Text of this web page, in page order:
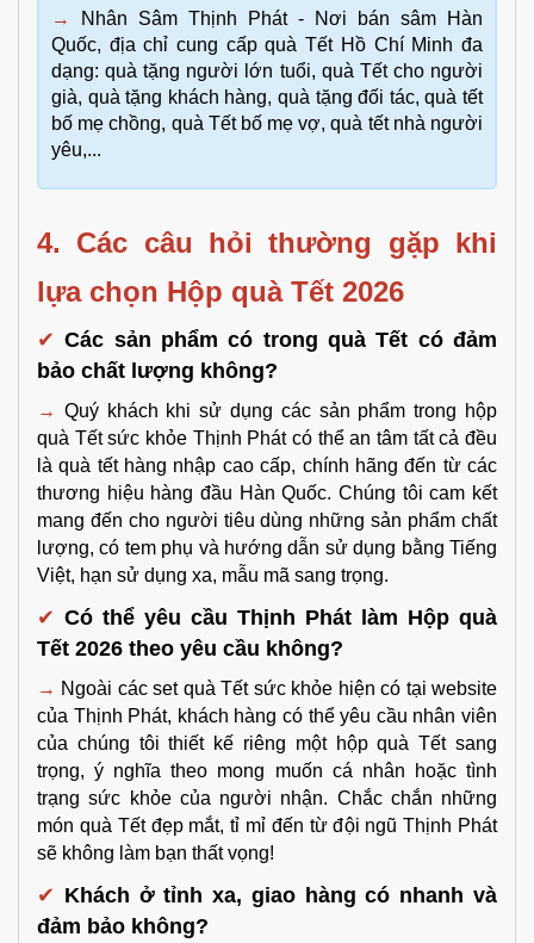
→
Nhân Sâm Thịnh Phát - Nơi bán sâm Hàn
Quốc, địa chỉ cung cấp quà Tết Hồ Chí Minh đa
dạng: quà tặng người lớn tuổi, quà Tết cho người
già, quà tặng khách hàng, quà tặng đối tác, quà tết
bố mẹ chồng, quà Tết bố mẹ vợ, quà tết nhà người
yêu,...
4. Các câu hỏi thường gặp khi
lựa chọn Hộp quà Tết 2026
✔ Các sản phẩm có trong quà Tết có đảm
bảo chất lượng không?
→ Quý khách khi sử dụng các sản phẩm trong hộp
quà Tết sức khỏe Thịnh Phát có thể an tâm tất cả đều
là quà tết hàng nhập cao cấp, chính hãng đến từ các
thương hiệu hàng đầu Hàn Quốc. Chúng tôi cam kết
mang đến cho người tiêu dùng những sản phẩm chất
lượng, có tem phụ và hướng dẫn sử dụng bằng Tiếng
Việt, hạn sử dụng xa, mẫu mã sang trọng.
✔ Có thể yêu cầu Thịnh Phát làm Hộp quà
Tết 2026 theo yêu cầu không?
→ Ngoài các set quà Tết sức khỏe hiện có tại website
của Thịnh Phát, khách hàng có thể yêu cầu nhân viên
của chúng tôi thiết kế riêng một hộp quà Tết sang
trọng, ý nghĩa theo mong muốn cá nhân hoặc tình
trạng sức khỏe của người nhận. Chắc chắn những
món quà Tết đẹp mắt, tỉ mỉ đến từ đội ngũ Thịnh Phát
sẽ không làm bạn thất vọng!
✔ Khách ở tỉnh xa, giao hàng có nhanh và
đảm bảo không?